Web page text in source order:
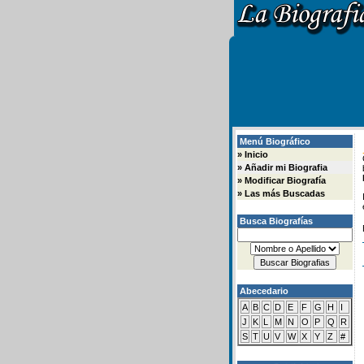
Menú Biográfico
» Inicio
» Añadir mi Biografia
» Modificar Biografía
» Las más Buscadas
Busca Biografías
Abecedario
A B C D E F G H
I
J
K L M N O P Q
R
S T U V W X Y Z #